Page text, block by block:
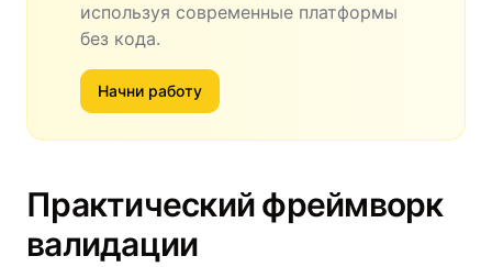
используя современные платформы
без кода.
Начни работу
Практический фреймворк
валидации